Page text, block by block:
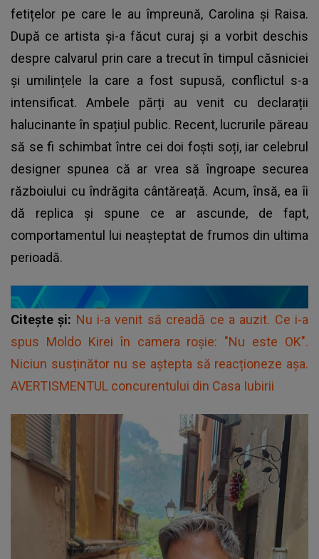
fetițelor pe care le au împreună, Carolina și Raisa.
După ce artista și-a făcut curaj și a vorbit deschis
despre calvarul prin care a trecut în timpul căsniciei
și umilințele la care a fost supusă, conflictul s-a
intensificat. Ambele părți au venit cu declarații
halucinante în spațiul public. Recent, lucrurile păreau
să se fi schimbat între cei doi foști soți, iar celebrul
designer spunea că ar vrea să îngroape securea
războiului cu îndrăgita cântăreață. Acum, însă, ea îi
dă replica și spune ce ar ascunde, de fapt,
comportamentul lui neașteptat de frumos din ultima
perioadă.
Citește și: Nu i-a venit să creadă ce a auzit. Ce i-a
spus Moldo Kirei în camera roșie: "Nu este OK".
Niciun susținător nu se aștepta să reacționeze așa.
AVERTISMENTUL concurentului din Casa Iubirii